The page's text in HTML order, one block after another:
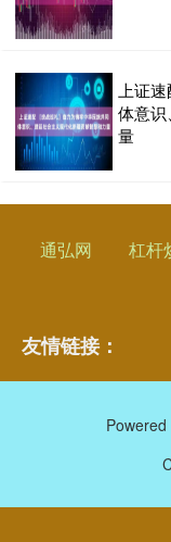
上证
体意
量
通弘网 杠杆
友情链接：
Powered